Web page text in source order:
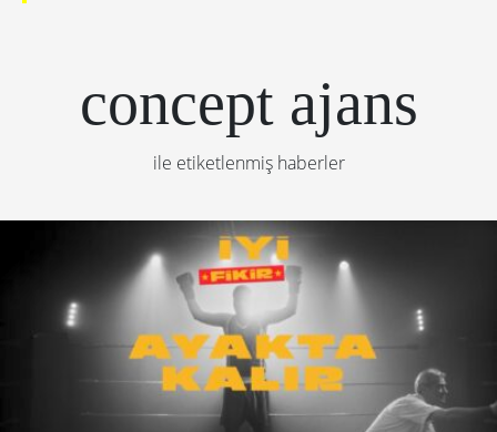
concept ajans
ile etiketlenmiş haberler